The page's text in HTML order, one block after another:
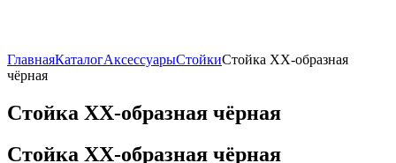
ГлавнаяКаталогАксессуарыСтойкиСтойка XX-образная
чёрная
Стойка XX-образная чёрная
Стойка XX-образная чёрная